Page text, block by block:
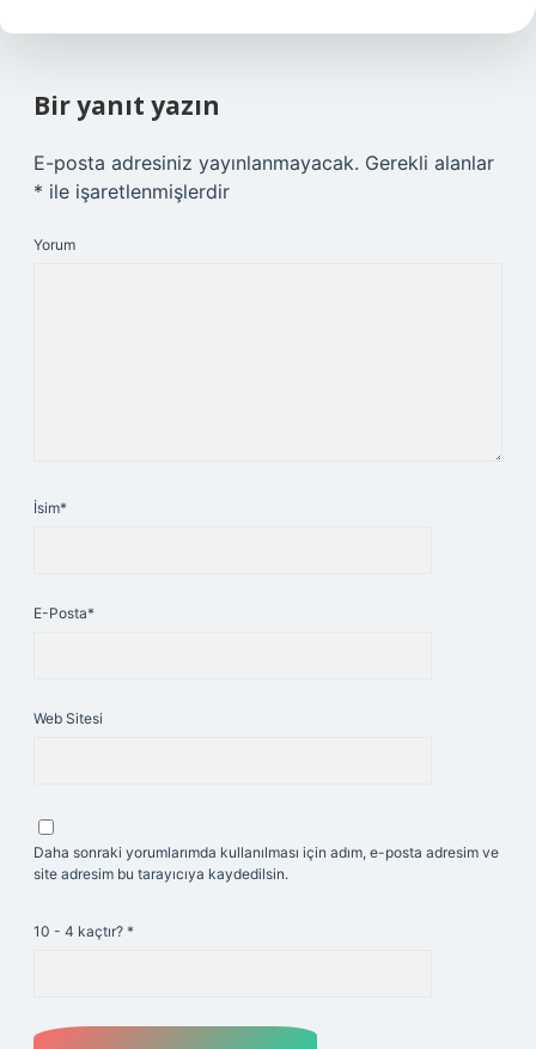
Bir yanıt yazın
E-posta adresiniz yayınlanmayacak. Gerekli alanlar
* ile işaretlenmişlerdir
Yorum
İsim*
E-Posta*
Web Sitesi
Daha sonraki yorumlarımda kullanılması için adım, e-posta adresim ve
site adresim bu tarayıcıya kaydedilsin.
10 - 4 kaçtır? *